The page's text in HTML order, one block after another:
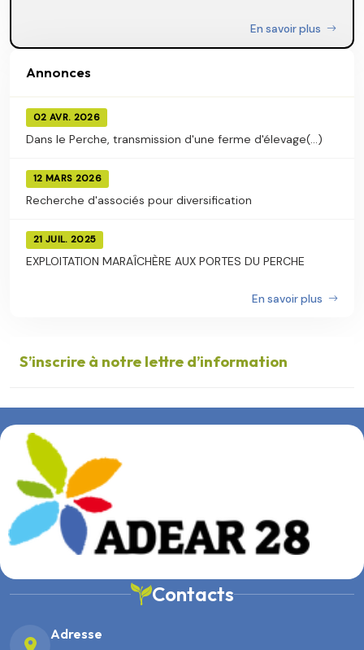
En savoir plus
Annonces
02 AVR. 2026
Dans le Perche, transmission d'une ferme d'élevage(...)
12 MARS 2026
Recherche d'associés pour diversification
21 JUIL. 2025
EXPLOITATION MARAÎCHÈRE AUX PORTES DU PERCHE
En savoir plus
S’inscrire à notre lettre d’information
Contacts
Adresse